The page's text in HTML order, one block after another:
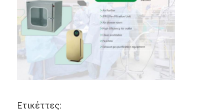
Βίντεο
Σχετικά με εμάς
Επισκεψή εργοστασίου
Επικοινωνήστε μαζί μας
Ετικέττες: